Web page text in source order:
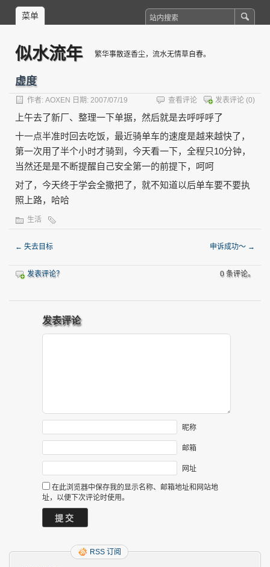
菜单
似水流年 繁华事散逐香尘，流水无情草自春。
虚度
作者: AOXEN 日期: 2007/07/19 发表评论 (0)
查看评论
上午去了新厂、整理一下单据，然后就是去呼呼呼了
十一点半准时回去吃饭，最近骑单车的速度是越来越快了，
第一次用了半个小时才骑到，今天看一下，全程只10分钟，
当然还是是不断提醒自己安全第一的前提下，呵呵
对了，今天终于学会全撒把了，就不知道以后单车要不要执
照上路，哈哈
生活
← 失去目标 申诉成功～ →
发表评论？ 0 条评论。
发表评论
昵称
邮箱
网址
在此浏览器中保存我的显示名称、邮箱地址和网站地
址，以便下次评论时使用。
RSS 订阅